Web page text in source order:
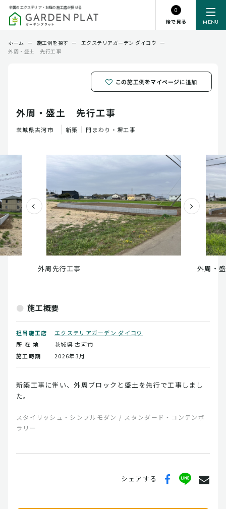
MENU
全国のエクステリア・お庭の施工店が探せる
0
後で見る
ホーム ー 施工例を探す ー エクステリアガーデン ダイコウ ー
外周・盛土 先行工事
この施工例をマイページに追加
外周・盛土 先行工事
茨城県古河市 新築 門まわり・塀工事
外周先行工事 外周・
施工概要
担当施工店
エクステリアガーデン ダイコウ
所 在 地
茨城県古河市
施工時期
2026年3月
新築工事に伴い、外周ブロックと盛土を先行で工事しまし
た。
スタイリッシュ・シンプルモダン / スタンダード・コンテンポ
ラリー
シェアする